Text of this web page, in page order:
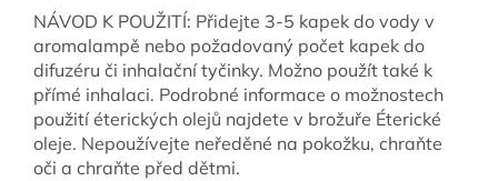
NÁVOD K POUŽITÍ: Přidejte 3-5 kapek do vody v
aromalampě nebo požadovaný počet kapek do
difuzéru či inhalační tyčinky. Možno použít také k
přímé inhalaci. Podrobné informace o možnostech
použití éterických olejů najdete v brožuře Éterické
oleje. Nepoužívejte neředěné na pokožku, chraňte
oči a chraňte před dětmi.